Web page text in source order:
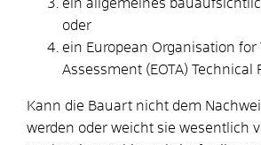
ein allgemeines
oder
ein European Organisation for
Assessment (EOTA) Technical
Kann die Bauart nicht dem
werden oder weicht sie wesentlich